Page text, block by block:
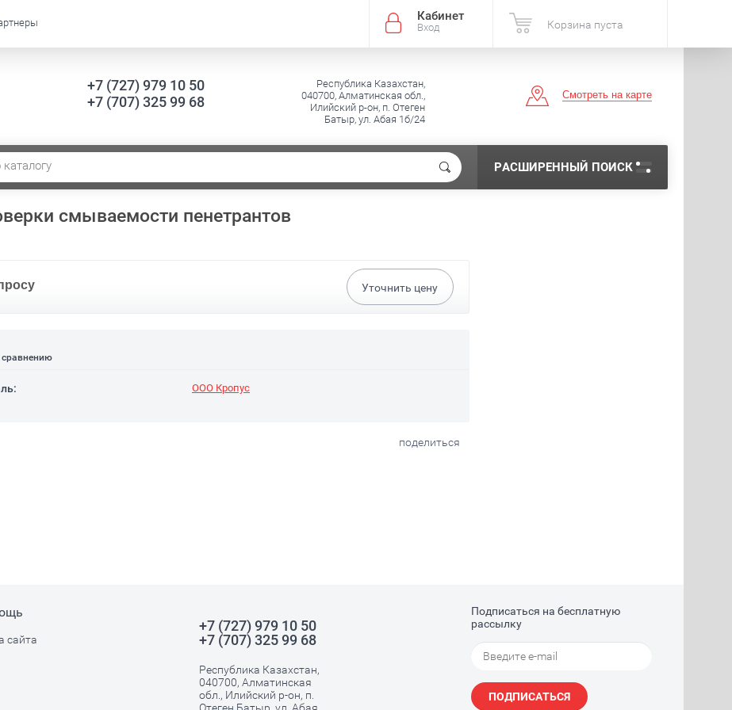
Кабинет
Вход Корзина пуста
+7 (727) 979 10 50
+7 (707) 325 99 68
Республика Казахстан,
040700, Алматинская обл.,
Илийский р-он, п. Отеген
Батыр, ул. Абая 1б/24
Смотреть на карте
РАСШИРЕННЫЙ ПОИСК
смываемости пенетрантов
Уточнить цену
ООО Кропус
поделиться
сайта
+7 (727) 979 10 50
+7 (707) 325 99 68
Республика Казахстан,
040700, Алматинская
обл., Илийский р-он, п.
Подписаться на бесплатную
рассылку
ПОДПИСАТЬСЯ